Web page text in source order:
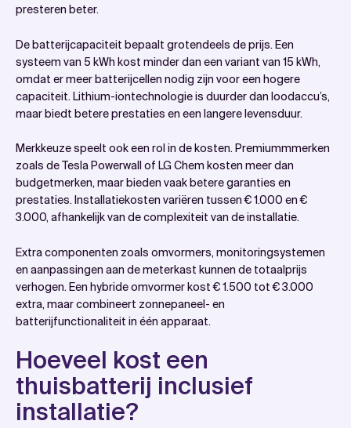
presteren beter.
De batterijcapaciteit bepaalt grotendeels de prijs. Een
systeem van 5 kWh kost minder dan een variant van 15 kWh,
omdat er meer batterijcellen nodig zijn voor een hogere
capaciteit. Lithium-iontechnologie is duurder dan loodaccu’s,
maar biedt betere prestaties en een langere levensduur.
Merkkeuze speelt ook een rol in de kosten. Premiummmerken
zoals de Tesla Powerwall of LG Chem kosten meer dan
budgetmerken, maar bieden vaak betere garanties en
prestaties. Installatiekosten variëren tussen € 1.000 en €
3.000, afhankelijk van de complexiteit van de installatie.
Extra componenten zoals omvormers, monitoringsystemen
en aanpassingen aan de meterkast kunnen de totaalprijs
verhogen. Een hybride omvormer kost € 1.500 tot € 3.000
extra, maar combineert zonnepaneel- en
batterijfunctionaliteit in één apparaat.
Hoeveel kost een
thuisbatterij inclusief
installatie?